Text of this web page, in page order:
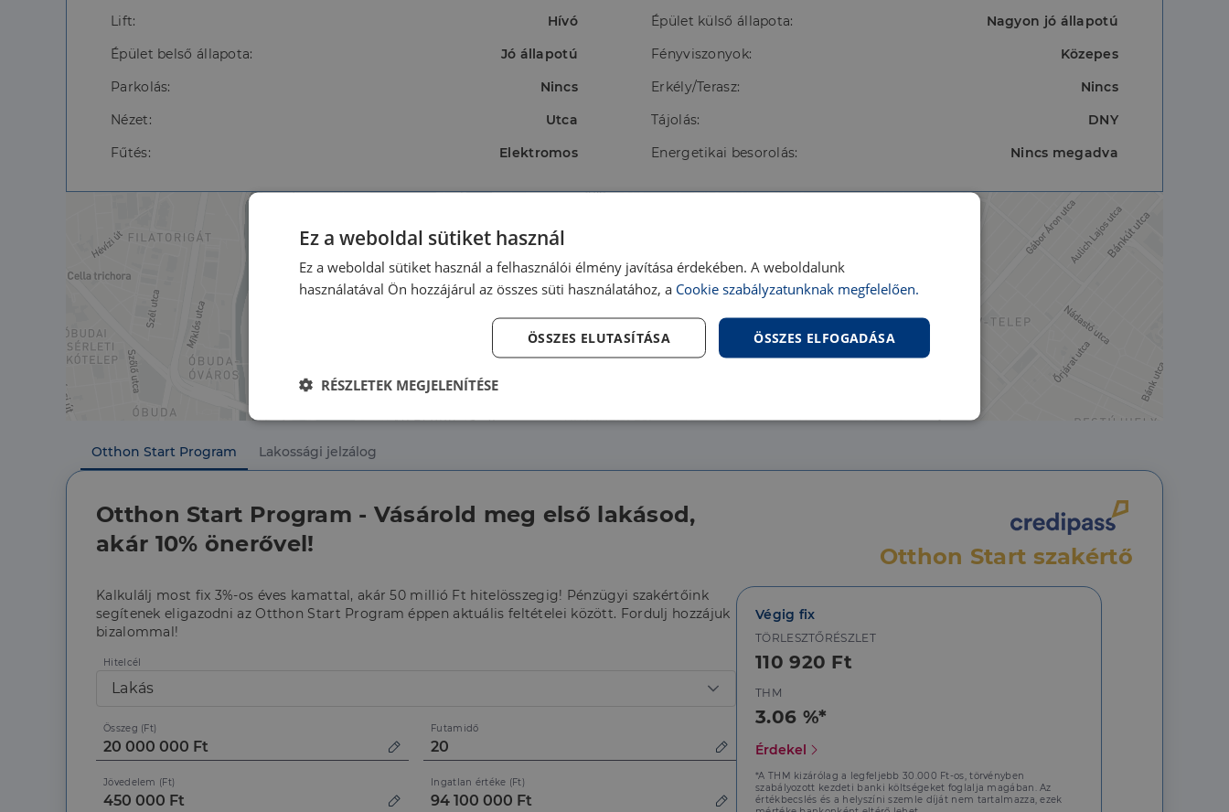
Lift:
Hívó Épület külső állapota:
Nagyon jó állapotú
Épület belső állapota:
Jó állapotú Fényviszonyok:
Közepes
Parkolás:
Nincs Erkély/Terasz:
Nincs
Nézet:
Utca Tájolás:
DNY
Fűtés:
Elektromos Energetikai besorolás: Nincs megadva
Otthon Start Program Lakossági jelzálog
Otthon Start szakértő
Otthon Start Program - Vásárold meg első lakásod,
akár 10% önerővel!
Kalkulálj most fix 3%-os éves kamattal, akár 50 millió Ft hitelösszegig! Pénzügyi szakértőink
segítenek eligazodni az Otthon Start Program éppen aktuális feltételei között. Fordulj hozzájuk
bizalommal!
Hitelcél
Lakás
Összeg (Ft) Futamidő
Jövedelem (Ft) Ingatlan értéke (Ft)
Végig fix
TÖRLESZTŐRÉSZLET
110 920 Ft
THM
3.06 %*
Érdekel
*A THM kizárólag a legfeljebb 30.000 Ft-os, törvényben
szabályozott kezdeti banki költségeket foglalja magában. Az
értékbecslés és a helyszíni szemle díját nem tartalmazza, ezek
Ez a weboldal sütiket használ
Ez a weboldal sütiket használ a felhasználói élmény javítása érdekében. A weboldalunk
használatával Ön hozzájárul az összes süti használatához, a Cookie szabályzatunknak megfelelően.
ÖSSZES ELFOGADÁSA
ÖSSZES ELUTASÍTÁSA
RÉSZLETEK MEGJELENÍTÉSE
Elengedhetetlenül
Teljesítmény Célzás Funkcionalitás
Az elengedhetetlenül szükséges sütik lehetővé teszik a webhely alapvető funkcióit, például a felhasználói bejelentkezést és a
fiókkezelést. A weboldal nem használható megfelelően az elengedhetetlenül szükséges sütik nélkül.
A cookie-k nem alapvető célokra történő felhasználásához való
CookieScript
dh.hu
4 hét
k beleegyezési beállításainak emlékezésére. Szükséges, hogy a Cookie-
Script.com cookie banner megfelelően működjön.